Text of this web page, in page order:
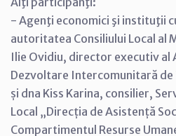
- Agenţi economici şi instituţii
autoritatea Consiliului Local al
Ilie Ovidiu, director executiv al
Dezvoltare Intercomunitară
și dna Kiss Karina, consilier,
Local „Direcția de Asistență
Compartimentul Resurse